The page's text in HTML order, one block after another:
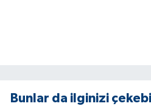
Bunlar da ilginizi